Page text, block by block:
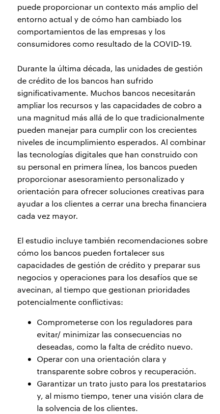
puede proporcionar un contexto más amplio del
entorno actual y de cómo han cambiado los
comportamientos de las empresas y los
consumidores como resultado de la COVID-19.
Durante la última década, las unidades de gestión
de crédito de los bancos han sufrido
significativamente. Muchos bancos necesitarán
ampliar los recursos y las capacidades de cobro a
una magnitud más allá de lo que tradicionalmente
pueden manejar para cumplir con los crecientes
niveles de incumplimiento esperados. Al combinar
las tecnologías digitales que han construido con
su personal en primera línea, los bancos pueden
proporcionar asesoramiento personalizado y
orientación para ofrecer soluciones creativas para
ayudar a los clientes a cerrar una brecha financiera
cada vez mayor.
El estudio incluye también recomendaciones sobre
cómo los bancos pueden fortalecer sus
capacidades de gestión de crédito y preparar sus
negocios y operaciones para los desafíos que se
avecinan, al tiempo que gestionan prioridades
potencialmente conflictivas:
Comprometerse con los reguladores para
evitar/ minimizar las consecuencias no
deseadas, como la falta de crédito nuevo.
Operar con una orientación clara y
transparente sobre cobros y recuperación.
Garantizar un trato justo para los prestatarios
y, al mismo tiempo, tener una visión clara de
la solvencia de los clientes.